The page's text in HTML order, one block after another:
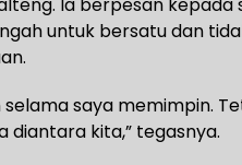
Ia berpesan kepada
untuk bersatu dan
saya memimpin.
diantara kita,” tegasnya.